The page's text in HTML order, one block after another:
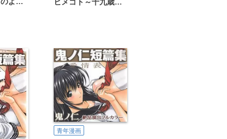
ヒメゴト～十九歳の制服～
青年漫画